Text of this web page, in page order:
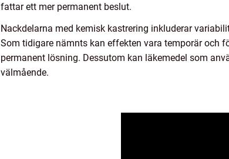
fattar ett mer permanent beslut.
Nackdelarna med kemisk kastrering inkluderar
Som tidigare nämnts kan effekten vara temporär och
permanent lösning. Dessutom kan läkemedel som
välmående.